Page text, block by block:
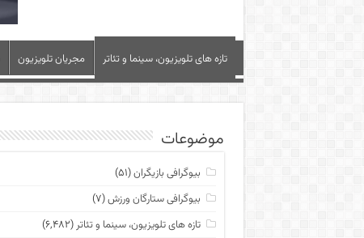
تازه های تلویزیون، سینما و تئاتر مجریان تلویزیون
موضوعات
بیوگرافی بازیگران(۵۱)
بیوگرافی ستارگان ورزش(۷)
تازه های تلویزیون، سینما و تئاتر(۶,۴۸۲)